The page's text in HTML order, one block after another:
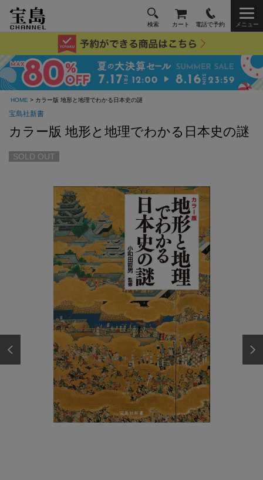
検索 カート 電話で予約 メニュー
HOME > カラー版 地形と地理でわかる日本史の謎
宝島社新書
カラー版 地形と地理でわかる日本史の謎
SOLD OUT